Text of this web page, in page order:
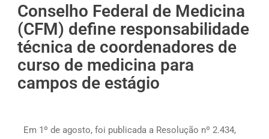
Conselho Federal de Medicina
(CFM) define responsabilidade
técnica de coordenadores de
curso de medicina para
campos de estágio
Em 1º de agosto, foi publicada a Resolução nº 2.434,